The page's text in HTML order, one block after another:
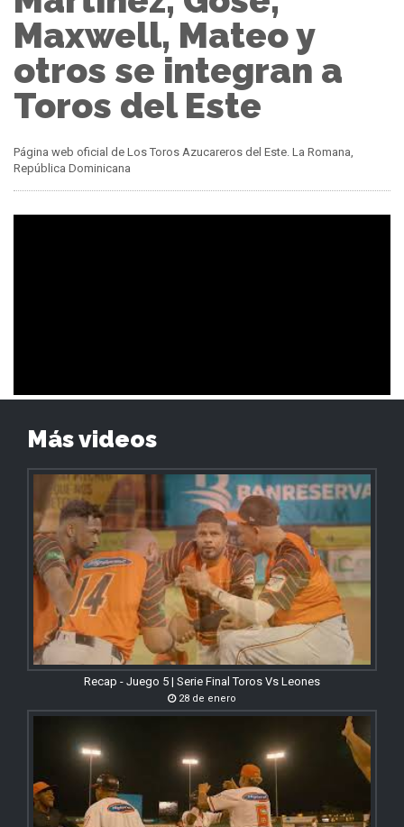
Maxwell, Mateo y
otros se integran a
Toros del Este
Página web oficial de Los Toros Azucareros del Este. La Romana,
República Dominicana
Más videos
Recap - Juego 5 | Serie Final Toros Vs Leones
28 de enero